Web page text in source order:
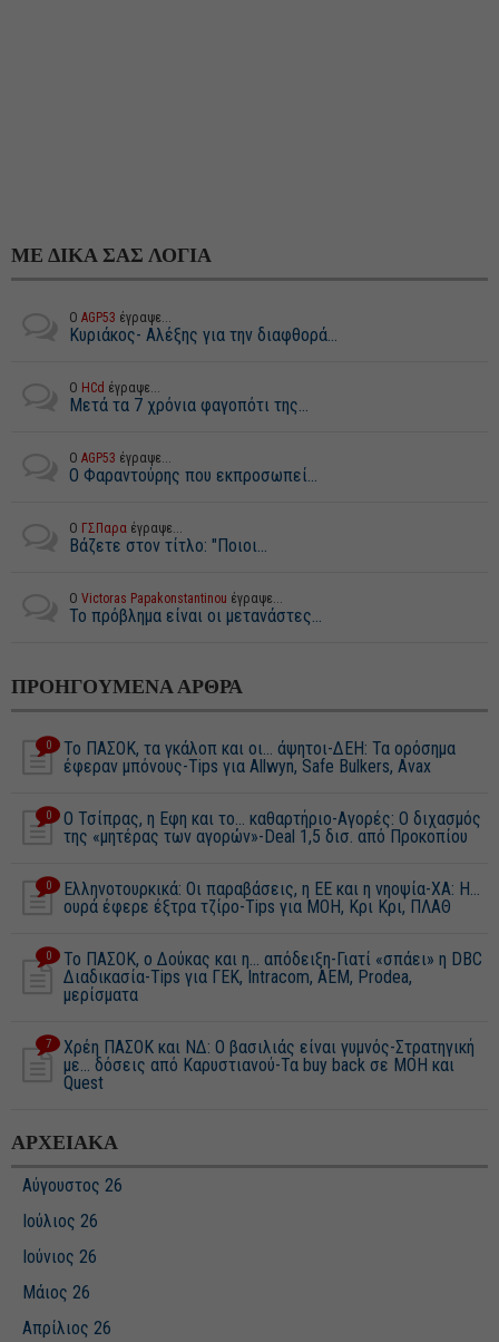
ΜΕ ΔΙΚΑ ΣΑΣ ΛΟΓΙΑ
Ο AGP53 έγραψε...
Κυριάκος- Αλέξης για την διαφθορά...
Ο HCd έγραψε...
Μετά τα 7 χρόνια φαγοπότι της...
Ο AGP53 έγραψε...
Ο Φαραντούρης που εκπροσωπεί...
Ο ΓΣΠαρα έγραψε...
Βάζετε στον τίτλο: "Ποιοι...
Ο Victoras Papakonstantinou έγραψε...
Το πρόβλημα είναι οι μετανάστες...
ΠΡΟΗΓΟΥΜΕΝΑ ΑΡΘΡΑ
0
Το ΠΑΣΟΚ, τα γκάλοπ και οι… άψητοι-ΔΕΗ: Τα ορόσημα
έφεραν μπόνους-Tips για Allwyn, Safe Bulkers, Avax
0
Ο Τσίπρας, η Εφη και το… καθαρτήριο-Αγορές: Ο διχασμός
της «μητέρας των αγορών»-Deal 1,5 δισ. από Προκοπίου
0
Ελληνοτουρκικά: Οι παραβάσεις, η ΕΕ και η νηοψία-ΧΑ: Η…
ουρά έφερε έξτρα τζίρο-Tips για ΜΟΗ, Κρι Κρι, ΠΛΑΘ
0
Το ΠΑΣΟΚ, ο Δούκας και η... απόδειξη-Γιατί «σπάει» η DBC
Διαδικασία-Tips για ΓΕΚ, Intracom, ΑΕΜ, Prodea,
μερίσματα
7
Χρέη ΠΑΣΟΚ και ΝΔ: Ο βασιλιάς είναι γυμνός-Στρατηγική
με... δόσεις από Καρυστιανού-Τα buy back σε ΜΟΗ και
Quest
ΑΡΧΕΙΑΚΑ
Αύγουστος 26
Ιούλιος 26
Ιούνιος 26
Μάιος 26
Απρίλιος 26